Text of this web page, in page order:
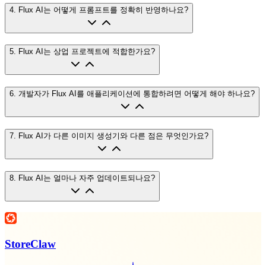
4 Flux AI는 어떻게 프롬프트를 정확히 반영하나요?
5. Flux AI는 상업 프로젝트에 적합한가요?
6. 개발자가 Flux AI를 애플리케이션에 통합하려면 어떻게 해야 하나요?
7 Flux AI가 다른 이미지 생성기와 다른 점은 무엇인가요?
8 Flux AI는 얼마나 자주 업데이트되나요?
StoreClaw